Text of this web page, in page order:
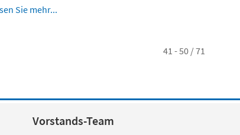
Sie mehr...
41 - 50 / 71
Vorstands-Team